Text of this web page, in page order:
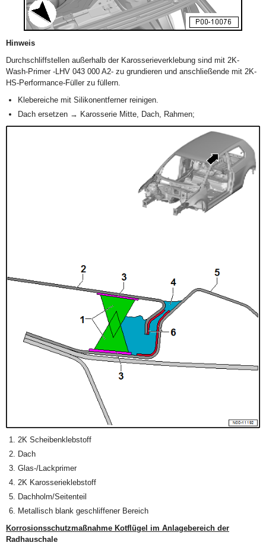
Hinweis
Durchschliffstellen außerhalb der Karosserieverklebung sind mit 2K-
Wash-Primer -LHV 043 000 A2- zu grundieren und anschließende mit 2K-
HS-Performance-Füller zu füllern.
Klebereiche mit Silikonentferner reinigen.
Dach ersetzen → Karosserie Mitte, Dach, Rahmen;
2K Scheibenklebstoff
Dach
Glas-/Lackprimer
2K Karosserieklebstoff
Dachholm/Seitenteil
Metallisch blank geschliffener Bereich
Korrosionsschutzmaßnahme Kotflügel im Anlagebereich der
Radhauschale